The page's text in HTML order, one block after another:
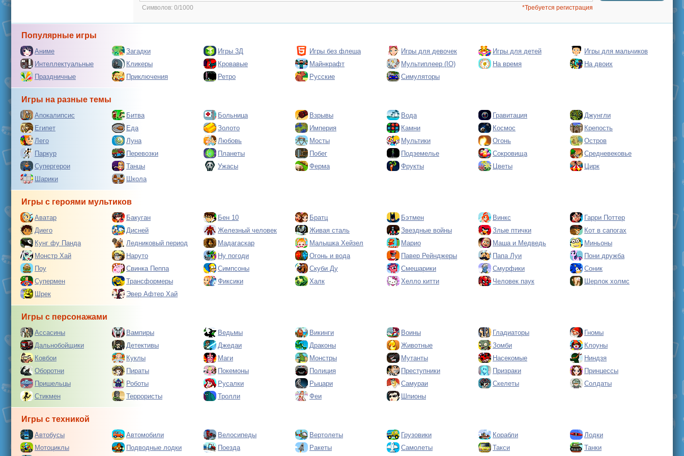
Символов: 0/1000 *Требуется регистрация
Популярные игры
Аниме Загадки Игры 3Д Игры без флеша Игры для девочек Игры для детей
Игры для мальчиков
Интеллектуальные
Кликеры Кровавые Майнкрафт Мультиплеер (IO) На время
На двоих
Праздничные
Приключения Ретро Русские Симуляторы
Игры на разные темы
Апокалипсис Битва Больница Взрывы Вода Гравитация
Джунгли
Египет
Еда Золото Империя Камни Космос
Крепость
Лего
Луна Любовь Мосты Мультики Огонь
Остров
Паркур
Перевозки Планеты Побег Подземелье Сокровища
Средневековье
Супергерои
Танцы Ужасы Ферма Фрукты Цветы
Цирк
Шарики
Школа
Игры с героями мультиков
Аватар Бакуган Бен 10 Братц Бэтмен Винкс
Гарри Поттер
Диего
Дисней Железный человек Живая сталь Звездные войны Злые птички
Кот в сапогах
Кунг фу Панда
Ледниковый период Мадагаскар Малышка Хейзел Марио Маша и Медведь
Миньоны
Монстр Хай
Наруто Ну погоди Огонь и вода Павер Рейнджеры Папа Луи
Пони дружба
Поу
Свинка Пеппа Симпсоны Скуби Ду Смешарики Смурфики
Соник
Супермен
Трансформеры Фиксики Халк Хелло китти Человек паук
Шерлок холмс
Шрек
Эвер Афтер Хай
Игры с персонажами
Ассасины Вампиры Ведьмы Викинги Воины Гладиаторы
Гномы
Дальнобойщики
Детективы Джедаи Драконы Животные Зомби
Клоуны
Ковбои
Куклы Маги Монстры Мутанты Насекомые
Ниндзя
Оборотни
Пираты Покемоны Полиция Преступники Призраки
Принцессы
Пришельцы
Роботы Русалки Рыцари Самураи Скелеты
Солдаты
Стикмен
Террористы Тролли Феи Шпионы
Игры с техникой
Автобусы Автомобили Велосипеды Вертолеты Грузовики Корабли
Лодки
Мотоциклы
Подводные лодки Поезда Ракеты Самолеты Такси Танки